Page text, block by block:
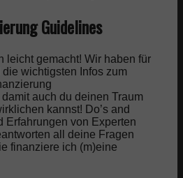
Guidelines
leicht gemacht! Wir haben für
wichtigsten Infos zum
auch du deinen Traum
kannst! Do’s and
Erfahrungen von Experten
all deine Fragen
finanziere ich (m)eine